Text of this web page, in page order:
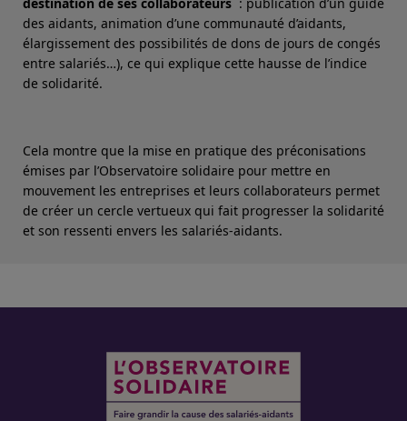
des aidants, animation d’une communauté d’aidants,
élargissement des possibilités de dons de jours de congés
entre salariés…), ce qui explique cette hausse de l’indice
de solidarité.
Cela montre que la mise en pratique des préconisations
émises par l’Observatoire solidaire pour mettre en
mouvement les entreprises et leurs collaborateurs permet
de créer un cercle vertueux qui fait progresser la solidarité
et son ressenti envers les salariés-aidants.